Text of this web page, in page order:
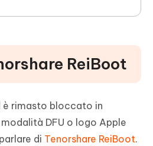
ReiBoot
è rimasto bloccato in
DFU o logo Apple
di Tenorshare ReiBoot.